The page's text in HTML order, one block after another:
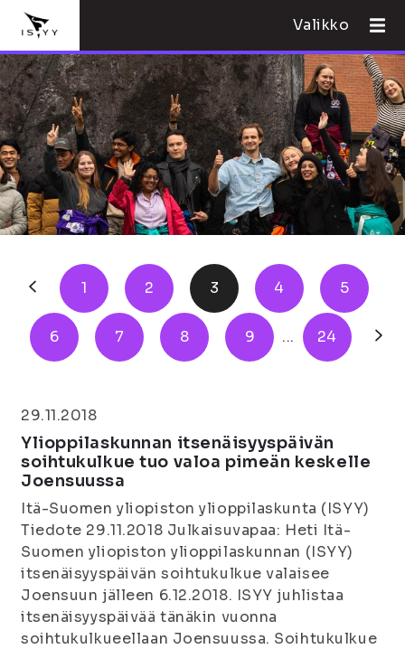
Valikko
1 2 3 4 5
6 7 8 9 ... 24
29.11.2018
Ylioppilaskunnan itsenäisyyspäivän
soihtukulkue tuo valoa pimeän keskelle
Joensuussa
Itä-Suomen yliopiston ylioppilaskunta (ISYY)
Tiedote 29.11.2018 Julkaisuvapaa: Heti Itä-
Suomen yliopiston ylioppilaskunnan (ISYY)
itsenäisyyspäivän soihtukulkue valaisee
Joensuun jälleen 6.12.2018. ISYY juhlistaa
itsenäisyyspäivää tänäkin vuonna
soihtukulkueellaan Joensuussa. Soihtukulkue